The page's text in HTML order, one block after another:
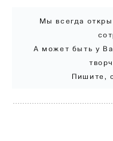
Мы всегда
А может быть у
Пишите,